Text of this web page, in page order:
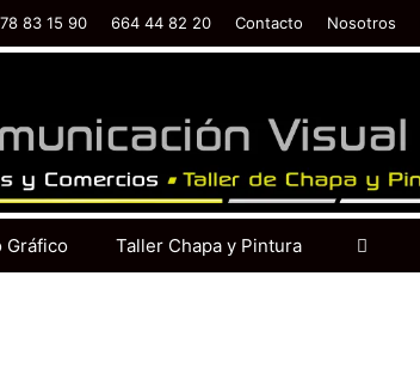
83 15 90 664 44 82 20 Contacto Nosotros
Gráfico Taller Chapa y Pintura